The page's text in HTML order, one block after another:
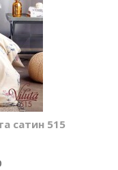
сатин 515